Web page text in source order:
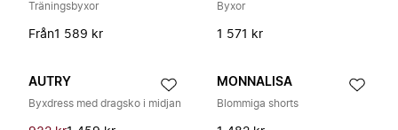
Träningsbyxor
Från1 589 kr
Byxor
1 571 kr
AUTRY
Byxdress med dragsko i midjan
MONNALISA
Blommiga shorts